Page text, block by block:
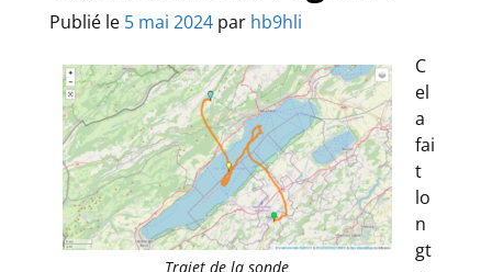
Publié le 5 mai 2024 par hb9hli
Trajet de la sonde
C
el
a
fai
t
lo
n
gt